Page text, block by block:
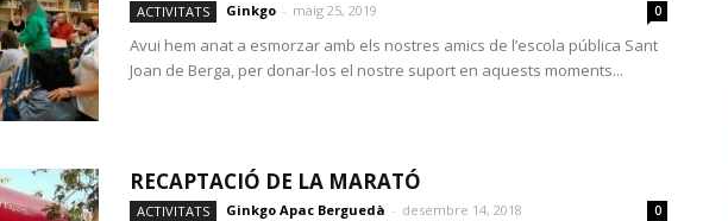
ACTIVITATS Ginkgo - maig 25, 2019 0
Avui hem anat a esmorzar amb els nostres amics de l’escola pública Sant
Joan de Berga, per donar-los el nostre suport en aquests moments...
RECAPTACIÓ DE LA MARATÓ
ACTIVITATS Ginkgo Apac Berguedà - desembre 14, 2018 0